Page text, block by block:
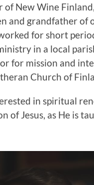
of New Wine
and grandfather of
for short
in a local
for mission and
Church of
in spiritual
of Jesus, as He is